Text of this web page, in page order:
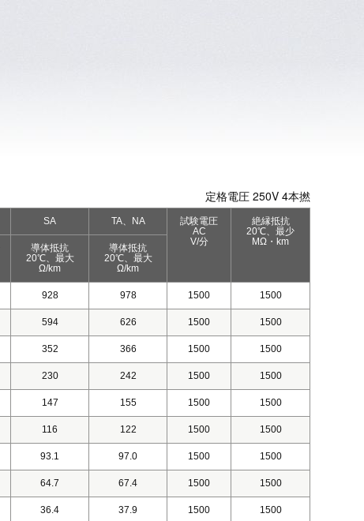
定格電圧 250V 4本撚
SA TA、NA
試験電圧
AC
V/分
絶縁抵抗
20℃、最少
MΩ・km
導体抵抗
20℃、最大
Ω/km
導体抵抗
20℃、最大
Ω/km
928 978 1500 1500
594 626 1500 1500
352 366 1500 1500
230 242 1500 1500
147 155 1500 1500
116 122 1500 1500
93.1 97.0 1500 1500
64.7 67.4 1500 1500
36.4 37.9 1500 1500